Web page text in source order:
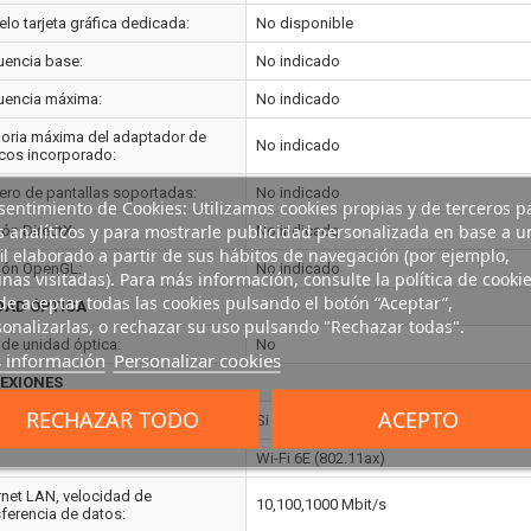
tarjeta gráfica dedicada: No disponible
base: No indicado
máxima: No indicado
máxima del adaptador de
incorporado:
No indicado
de pantallas soportadas: No indicado
DirectX: No indicado
OpenGL: No indicado
ÓPTICA
unidad óptica: No
Si
Wi-Fi 6E (802.11ax)
LAN, velocidad de
de datos:
10,100,1000 Mbit/s
de Cookies: Utilizamos cookies propias y de terceros
analíticos y para mostrarle publicidad personalizada en base a
elaborado a partir de sus hábitos de navegación (por ejemplo,
visitadas). Para más información, consulte la política de
aceptar todas las cookies pulsando el botón “Aceptar”,
o rechazar su uso pulsando "Rechazar todas".
información Personalizar cookies
RECHAZAR TODO ACEPTO